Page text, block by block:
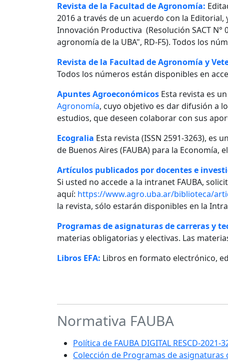
Revista de la Facultad de Agronomía:
2016 a través de un acuerdo con la
Innovación Productiva (Resolución SACT
agronomía de la UBA", RD-F5). Todos los
Revista de la Facultad de Agronomía y
Todos los números están disponibles en
Apuntes Agroeconómicos Esta revista es
Agronomía, cuyo objetivo es dar difusión a
estudios, que deseen colaborar con sus
Ecogralia Esta revista (ISSN 2591-3263), es
de Buenos Aires (FAUBA) para la Economía,
Artículos publicados por docentes e
Si usted no accede a la intranet FAUBA,
aquí: https://www.agro.uba.ar/biblioteca/
la revista, sólo estarán disponibles en la
Programas de asignaturas de carreras y
materias obligatorias y electivas. Las
Libros EFA: Libros en formato electrónico,
Normativa FAUBA
Política de FAUBA DIGITAL RESCD-2021-
Colección de Programas de asignaturas